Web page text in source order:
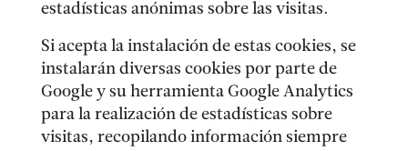
estadísticas anónimas sobre las visitas.
Si acepta la instalación de estas cookies, se
instalarán diversas cookies por parte de
Google y su herramienta Google Analytics
para la realización de estadísticas sobre
visitas, recopilando información siempre